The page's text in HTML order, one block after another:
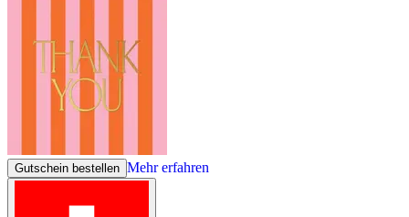
Gutschein bestellen Mehr erfahren